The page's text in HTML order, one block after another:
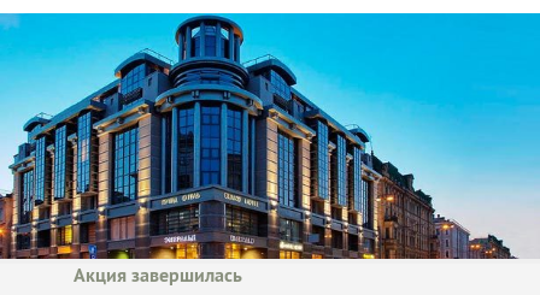
Акция завершилась